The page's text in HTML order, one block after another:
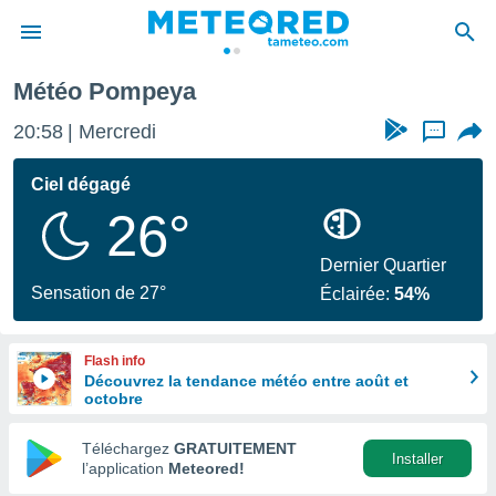
de
en
Météo Pompeya
20:58 Mercredi ...
Ciel dégagé
26°
Sensation de 27°
Dernier Quartier
Éclairée:54%
Flash info
Découvrez la tendance météo entre août et
octobre
Téléchargez GRATUITEMENT
l’application Meteored!
Installer